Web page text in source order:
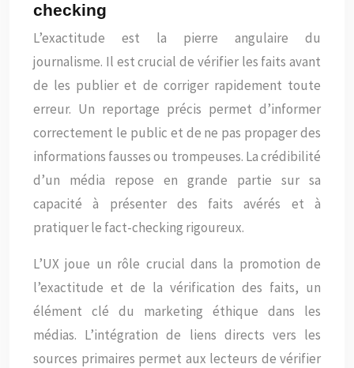
checking
L’exactitude est la pierre angulaire du
journalisme. Il est crucial de vérifier les faits avant
de les publier et de corriger rapidement toute
erreur. Un reportage précis permet d’informer
correctement le public et de ne pas propager des
informations fausses ou trompeuses. La crédibilité
d’un média repose en grande partie sur sa
capacité à présenter des faits avérés et à
pratiquer le fact-checking rigoureux.
L’UX joue un rôle crucial dans la promotion de
l’exactitude et de la vérification des faits, un
élément clé du marketing éthique dans les
médias. L’intégration de liens directs vers les
sources primaires permet aux lecteurs de vérifier